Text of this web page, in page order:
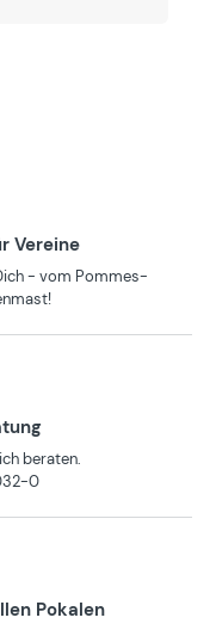
Vereine
- vom Pommes-
beraten.
0
Pokalen